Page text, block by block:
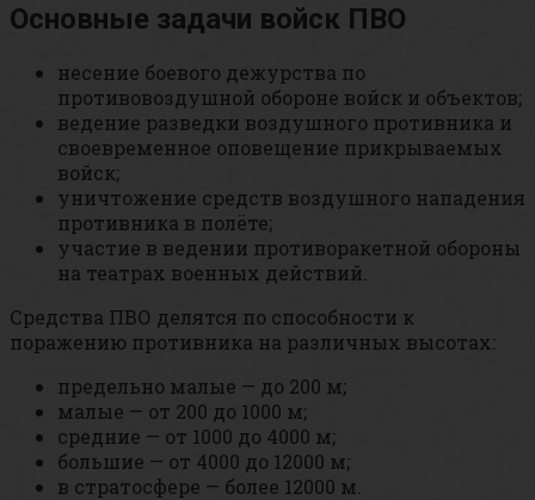
Основные задачи войск ПВО
несение боевого дежурства по
противовоздушной обороне войск и объектов;
ведение разведки воздушного противника и
своевременное оповещение прикрываемых
войск;
уничтожение средств воздушного нападения
противника в полёте;
участие в ведении противоракетной обороны
на театрах военных действий.
Средства ПВО делятся по способности к
поражению противника на различных высотах:
предельно малые — до 200 м;
малые — от 200 до 1000 м;
средние — от 1000 до 4000 м;
большие — от 4000 до 12000 м;
в стратосфере — более 12000 м.